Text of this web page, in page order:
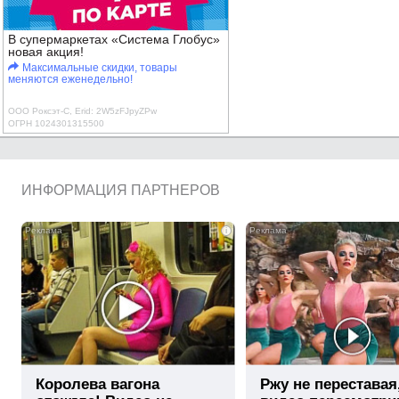
В супермаркетах «Система Глобус»
новая акция!
Максимальные скидки, товары
меняются еженедельно!
ООО Роксэт-С, Erid: 2W5zFJpyZPw
ОГРН 1024301315500
ИНФОРМАЦИЯ ПАРТНЕРОВ
i
Королева вагона
Ржу не